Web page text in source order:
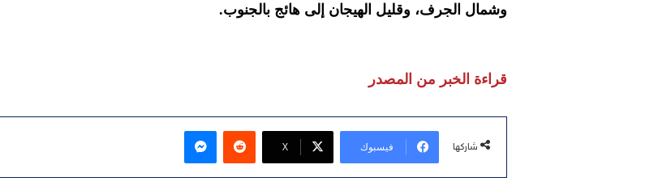
وشمال الجرف، وقليل الهيجان إلى هائج بالجنوب.
قراءة الخبر من المصدر
شاركها فيسبوك ‫X
ماسنجر